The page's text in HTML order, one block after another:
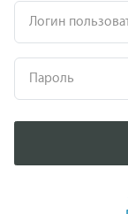
Логин
Пароль